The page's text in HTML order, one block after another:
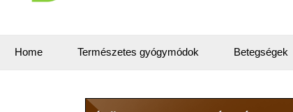
Home Természetes gyógymódok Betegségek